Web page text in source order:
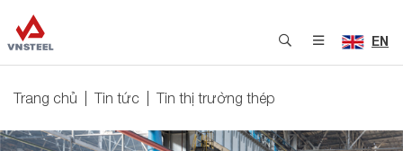
EN
Trang chủ Tin tức Tin thị trường thép